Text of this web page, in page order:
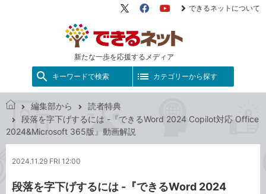
新たな一歩を応援するメディア
X（旧
FacebookYouTube
できるネットについて
キーワードで検索 カテゴリーから探す
で
き
ッ
編集部から
読者特典
段落を字下げするには -『できるWord 2024 Copilot対応 Office
2024&Microsoft 365版』動画解説
2024.11.29 FRI 12:00
段落を字下げするには -『できるWord 2024